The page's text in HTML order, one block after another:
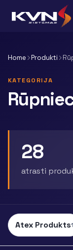
Home Produkti
KATEGORIJA
28
atrasti
Atex Produkts1